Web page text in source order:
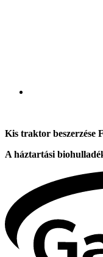
Kis traktor beszerzése
A háztartási